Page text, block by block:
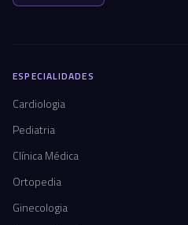
ESPECIALIDADES
Cardiologia
Pediatria
Clínica Médica
Ortopedia
Ginecologia